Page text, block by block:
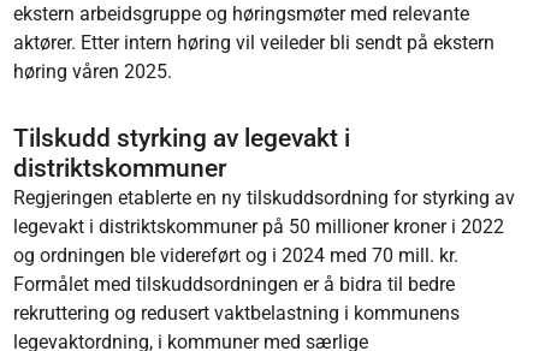
ekstern arbeidsgruppe og høringsmøter med relevante
aktører. Etter intern høring vil veileder bli sendt på ekstern
høring våren 2025.
Tilskudd styrking av legevakt i
distriktskommuner
Regjeringen etablerte en ny tilskuddsordning for styrking av
legevakt i distriktskommuner på 50 millioner kroner i 2022
og ordningen ble videreført og i 2024 med 70 mill. kr.
Formålet med tilskuddsordningen er å bidra til bedre
rekruttering og redusert vaktbelastning i kommunens
legevaktordning, i kommuner med særlige